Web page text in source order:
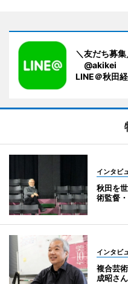
＼友だち募集
@akikei
LINE＠秋田
インタビ
秋田を
術監督
インタビ
複合芸
成昭さん